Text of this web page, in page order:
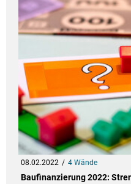
08.02.2022 4 Wände
Baufinanzierung 2022: